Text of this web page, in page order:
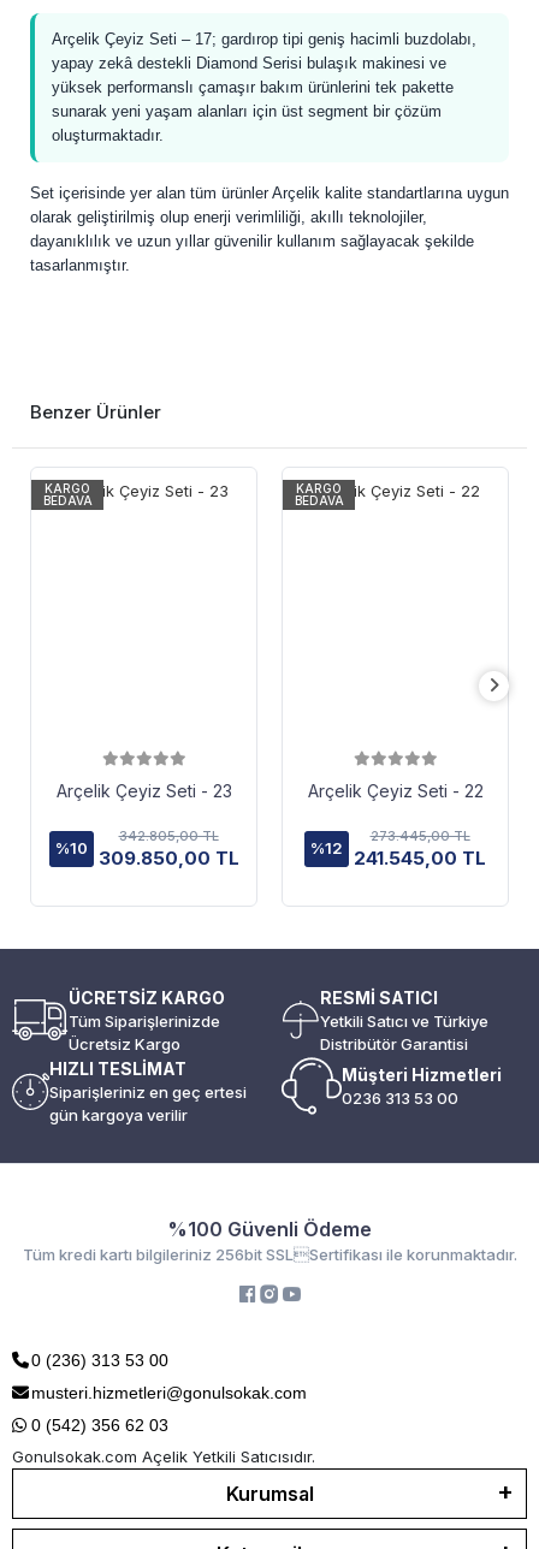
Arçelik Çeyiz Seti – 17; gardırop tipi geniş hacimli buzdolabı,
yapay zekâ destekli Diamond Serisi bulaşık makinesi ve
yüksek performanslı çamaşır bakım ürünlerini tek pakette
sunarak yeni yaşam alanları için üst segment bir çözüm
oluşturmaktadır.
Set içerisinde yer alan tüm ürünler Arçelik kalite standartlarına uygun
olarak geliştirilmiş olup enerji verimliliği, akıllı teknolojiler,
dayanıklılık ve uzun yıllar güvenilir kullanım sağlayacak şekilde
tasarlanmıştır.
Benzer Ürünler
KARGO
BEDAVA
Arçelik Çeyiz Seti - 23
%10
342.805,00 TL
309.850,00 TL
KARGO
BEDAVA
Arçelik Çeyiz Seti - 22
%12
273.445,00 TL
241.545,00 TL
ÜCRETSİZ KARGO
Tüm Siparişlerinizde
Ücretsiz Kargo
RESMİ SATICI
Yetkili Satıcı ve Türkiye
Distribütör Garantisi
HIZLI TESLİMAT
Siparişleriniz en geç ertesi
gün kargoya verilir
Müşteri Hizmetleri
0236 313 53 00
%100 Güvenli Ödeme
Tüm kredi kartı bilgileriniz 256bit SSLSertifikası ile korunmaktadır.
0 (236) 313 53 00
musteri.hizmetleri@gonulsokak.com
0 (542) 356 62 03
Gonulsokak.com Açelik Yetkili Satıcısıdır.
Kurumsal